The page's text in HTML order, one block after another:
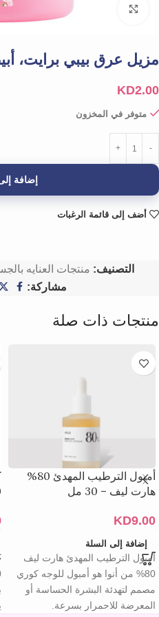
Click to enlarge
مزيل عرق بيبي برايت،
KD2.00
متوفر في المخزون
إضافة
أضف إلى قائمة الرغبات
التصنيف: منتجات العنايه
مشاركة:
منتجات ذات صلة
أمبول الترطيب المهدئ 80%
هارت ليف – 30 مل
KD9.00
إضافة إلى السلة
أمبول الترطيب المهدئ هارت ليف
80% من أنوا هو أمبول للوجه كوري
مصمم لتهدئة البشرة الحساسة أو
المعرضة للاحمرار بسرعة.